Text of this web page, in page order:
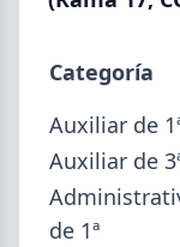
Categoría
Auxiliar de
Auxiliar de
de 1ª